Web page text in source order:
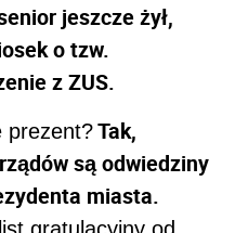
jeszcze żył,
o tzw.
z ZUS.
prezent?Tak,
są odwiedziny
miasta.
gratulacyjny od